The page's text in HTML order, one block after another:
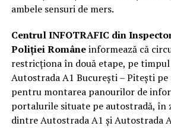
ambele sensuri de mers.
Centrul INFOTRAFIC din
Poliției Româneinformează că
restricționa în două etape, pe
Autostrada A1 București – Pitești pe
pentru montarea panourilor de
portalurile situate pe autostradă, în
dintre Autostrada A1 și Autostrada